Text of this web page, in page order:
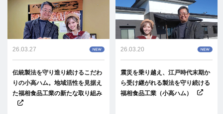
26.03.27
伝統製法を守り造り続けるこだわ
りの小高ハム。地域活性を見据え
た福相食品工業の新たな取り組み
26.03.20
震災を乗り越え、江戸時代末期か
ら受け継がれる製法を守り続ける
福相食品工業（小高ハム）